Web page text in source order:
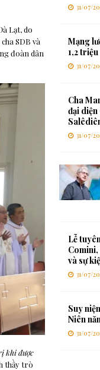
Lạt, do
SDB và
đoàn dân
khi được
thầy trò
31/07/
Mạng
1,2
31/07/
Cha
đại
31/07/
Lễ
Comini,
và sự
31/07/
Suy
Niên
31/07/